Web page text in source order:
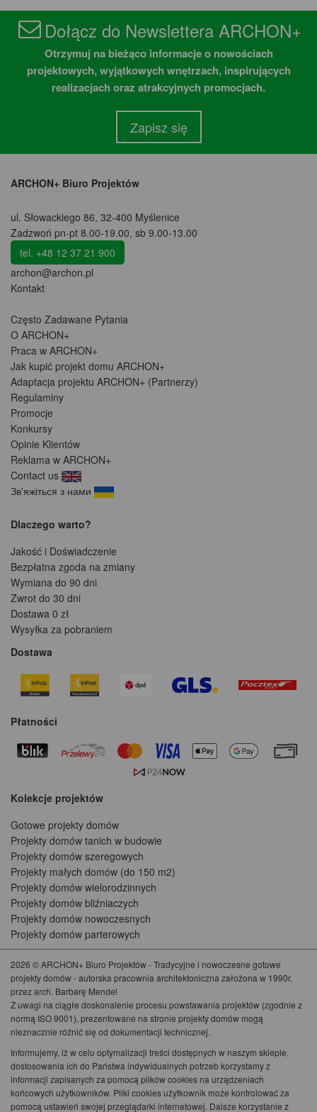
Dołącz do Newslettera ARCHON+
Otrzymuj na bieżąco informacje o nowościach
projektowych, wyjątkowych wnętrzach, inspirujących
realizacjach oraz atrakcyjnych promocjach.
Zapisz się
ARCHON+ Biuro Projektów
ul. Słowackiego 86, 32-400 Myślenice
Zadzwoń pn-pt 8.00-19.00, sb 9.00-13.00
tel. +48 12 37 21 900
archon@archon.pl
Kontakt
Często Zadawane Pytania
O ARCHON+
Praca w ARCHON+
Jak kupić projekt domu ARCHON+
Adaptacja projektu ARCHON+ (Partnerzy)
Regulaminy
Promocje
Konkursy
Opinie Klientów
Reklama w ARCHON+
Contact us
Зв'яжіться з нами
Dlaczego warto?
Jakość i Doświadczenie
Bezpłatna zgoda na zmiany
Wymiana do 90 dni
Zwrot do 30 dni
Dostawa 0 zł
Wysyłka za pobraniem
Dostawa
Płatności
Kolekcje projektów
Gotowe projekty domów
Projekty domów tanich w budowie
Projekty domów szeregowych
Projekty małych domów (do 150 m2)
Projekty domów wielorodzinnych
Projekty domów bliźniaczych
Projekty domów nowoczesnych
Projekty domów parterowych
2026 © ARCHON+ Biuro Projektów - Tradycyjne i nowoczesne gotowe
projekty domów - autorska pracownia architektoniczna założona w 1990r.
przez arch. Barbarę Mendel
Z uwagi na ciągłe doskonalenie procesu powstawania projektów (zgodnie z
normą ISO 9001), prezentowane na stronie projekty domów mogą
nieznacznie różnić się od dokumentacji technicznej.
Informujemy, iż w celu optymalizacji treści dostępnych w naszym sklepie,
dostosowania ich do Państwa indywidualnych potrzeb korzystamy z
informacji zapisanych za pomocą plików cookies na urządzeniach
końcowych użytkowników. Pliki cookies użytkownik może kontrolować za
pomocą ustawień swojej przeglądarki internetowej. Dalsze korzystanie z